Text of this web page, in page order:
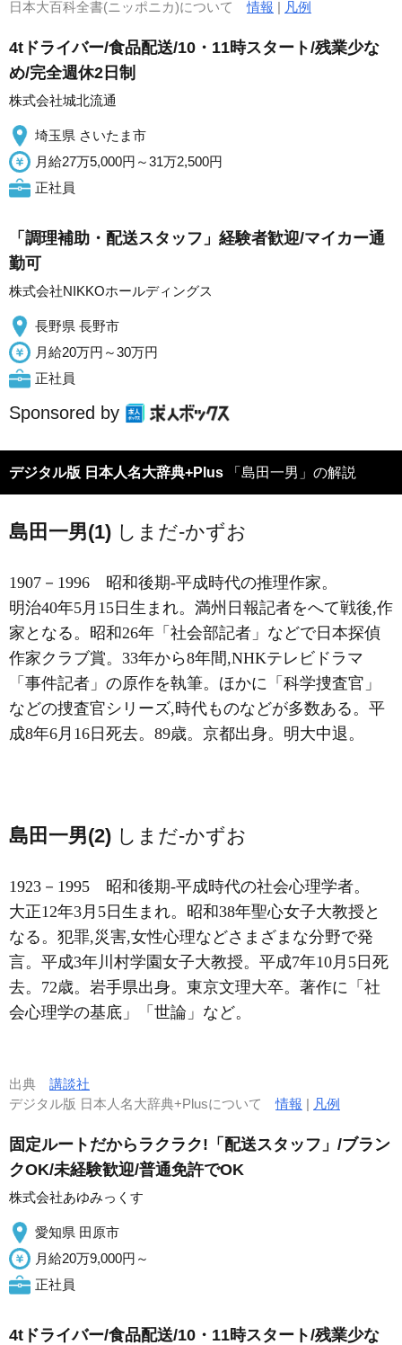
日本大百科全書(ニッポニカ)について情報 | 凡例
4tドライバー/食品配送/10・11時スタート/残業少な
め/完全週休2日制
株式会社城北流通
埼玉県 さいたま市
月給27万5,000円～31万2,500円
正社員
「調理補助・配送スタッフ」経験者歓迎/マイカー通
勤可
株式会社NIKKOホールディングス
長野県 長野市
月給20万円～30万円
正社員
Sponsored by
デジタル版 日本人名大辞典+Plus 「島田一男」の解説
島田一男(1) しまだ-かずお
1907－1996 昭和後期-平成時代の推理作家。
明治40年5月15日生まれ。満州日報記者をへて戦後,作
家となる。昭和26年「社会部記者」などで日本探偵
作家クラブ賞。33年から8年間,NHKテレビドラマ
「事件記者」の原作を執筆。ほかに「科学捜査官」
などの捜査官シリーズ,時代ものなどが多数ある。平
成8年6月16日死去。89歳。京都出身。明大中退。
島田一男(2) しまだ-かずお
1923－1995 昭和後期-平成時代の社会心理学者。
大正12年3月5日生まれ。昭和38年聖心女子大教授と
なる。犯罪,災害,女性心理などさまざまな分野で発
言。平成3年川村学園女子大教授。平成7年10月5日死
去。72歳。岩手県出身。東京文理大卒。著作に「社
会心理学の基底」「世論」など。
出典 講談社
デジタル版 日本人名大辞典+Plusについて情報 | 凡例
固定ルートだからラクラク!「配送スタッフ」/ブラン
クOK/未経験歓迎/普通免許でOK
株式会社あゆみっくす
愛知県 田原市
月給20万9,000円～
正社員
4tドライバー/食品配送/10・11時スタート/残業少な